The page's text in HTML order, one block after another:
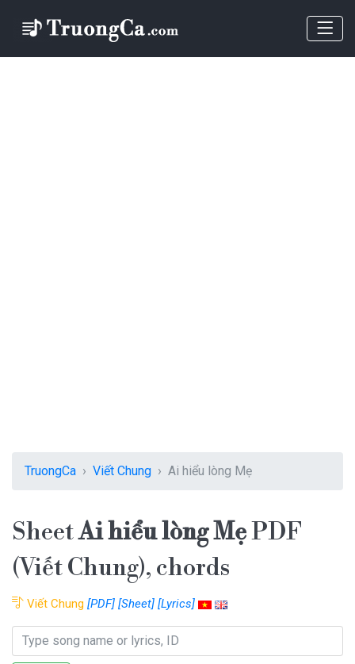
TruongCa Viết Chung Ai hiểu lòng Mẹ
SheetAi hiểu lòng MẹPDF
(Viết Chung), chords
Viết Chung [PDF] [Sheet] [Lyrics]